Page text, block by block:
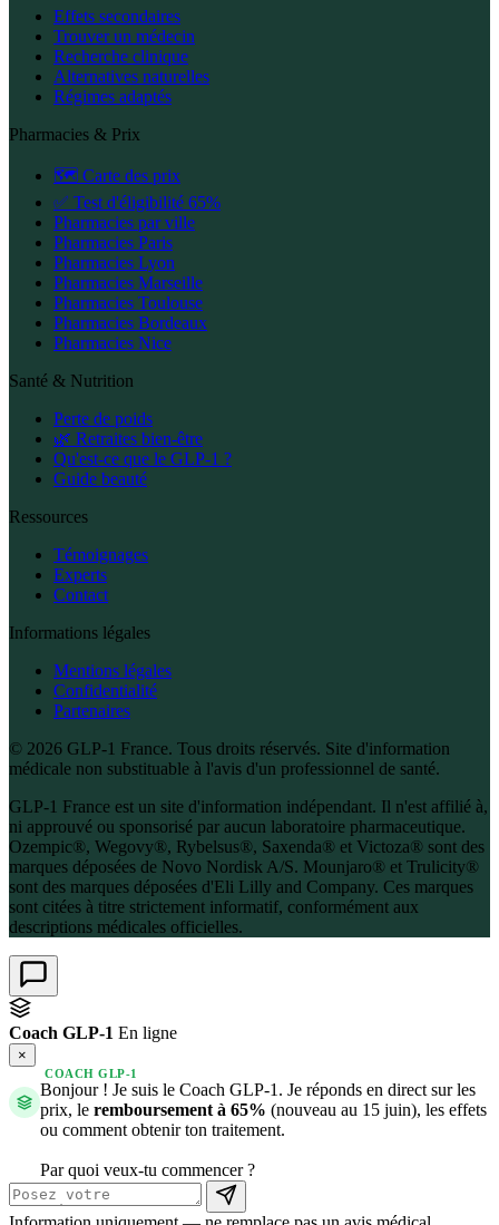
Effets secondaires
Trouver un médecin
Recherche clinique
Alternatives naturelles
Régimes adaptés
Pharmacies & Prix
🗺️ Carte des prix
✅ Test d'éligibilité 65%
Pharmacies par ville
Pharmacies Paris
Pharmacies Lyon
Pharmacies Marseille
Pharmacies Toulouse
Pharmacies Bordeaux
Pharmacies Nice
Santé & Nutrition
Perte de poids
🌿 Retraites bien-être
Qu'est-ce que le GLP-1 ?
Guide beauté
Ressources
Témoignages
Experts
Contact
Informations légales
Mentions légales
Confidentialité
Partenaires
© 2026 GLP-1 France. Tous droits réservés. Site d'information
médicale non substituable à l'avis d'un professionnel de santé.
GLP-1 France est un site d'information indépendant. Il n'est affilié à,
ni approuvé ou sponsorisé par aucun laboratoire pharmaceutique.
Ozempic®, Wegovy®, Rybelsus®, Saxenda® et Victoza® sont des
marques déposées de Novo Nordisk A/S. Mounjaro® et Trulicity®
sont des marques déposées d'Eli Lilly and Company. Ces marques
sont citées à titre strictement informatif, conformément aux
descriptions médicales officielles.
Coach GLP-1 En ligne
×
COACH GLP-1
Bonjour ! Je suis le Coach GLP-1. Je réponds en direct sur les
prix, le remboursement à 65% (nouveau au 15 juin), les effets
ou comment obtenir ton traitement.
Par quoi veux-tu commencer ?